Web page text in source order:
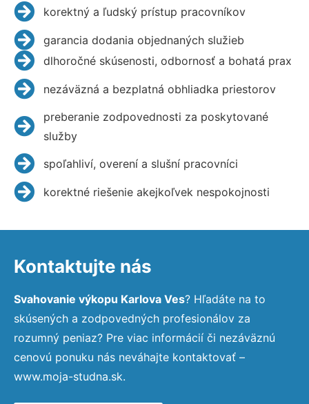
korektný a ľudský prístup pracovníkov
garancia dodania objednaných služieb
dlhoročné skúsenosti, odbornosť a bohatá prax
nezáväzná a bezplatná obhliadka priestorov
preberanie zodpovednosti za poskytované
služby
spoľahliví, overení a slušní pracovníci
korektné riešenie akejkoľvek nespokojnosti
Kontaktujte nás
Svahovanie výkopu Karlova Ves? Hľadáte na to
skúsených a zodpovedných profesionálov za
rozumný peniaz? Pre viac informácií či nezáväznú
cenovú ponuku nás neváhajte kontaktovať –
www.moja-studna.sk.